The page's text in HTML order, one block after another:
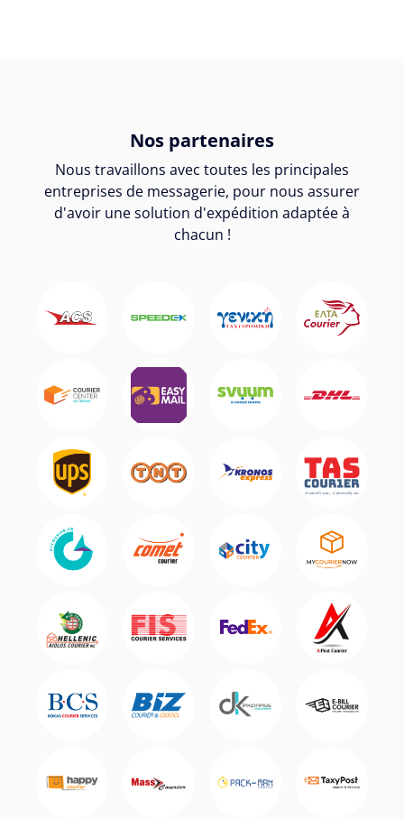
Nos partenaires
Nous travaillons avec toutes les principales
entreprises de messagerie, pour nous assurer
d'avoir une solution d'expédition adaptée à
chacun !